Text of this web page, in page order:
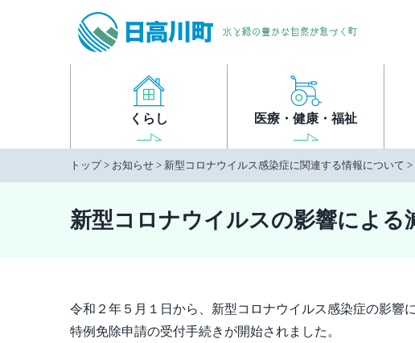
くらし 医療・健康・福祉
トップ> お知らせ > 新型コロナウイルス感染症に関連する情報について >
新型コロナウイルスの影響による
令和２年５月１日から、新型コロナウイルス感染症の影響
特例免除申請の受付手続きが開始されました。